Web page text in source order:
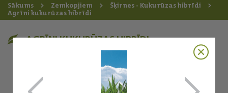
Sākums Zemkopjiem
Šķirnes - Kukurūzas hibrīdi
Agrīni kukurūzas hibrīdi
AGRĪNI KUKURŪZAS HIBRĪDI